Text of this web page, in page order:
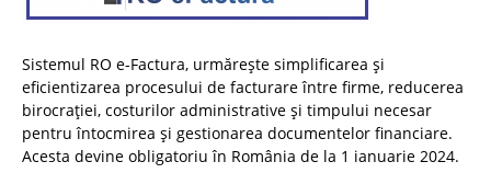
Sistemul RO e-Factura, urmărește simplificarea și
eficientizarea procesului de facturare între firme, reducerea
birocrației, costurilor administrative și timpului necesar
pentru întocmirea și gestionarea documentelor financiare.
Acesta devine obligatoriu în România de la 1 ianuarie 2024.